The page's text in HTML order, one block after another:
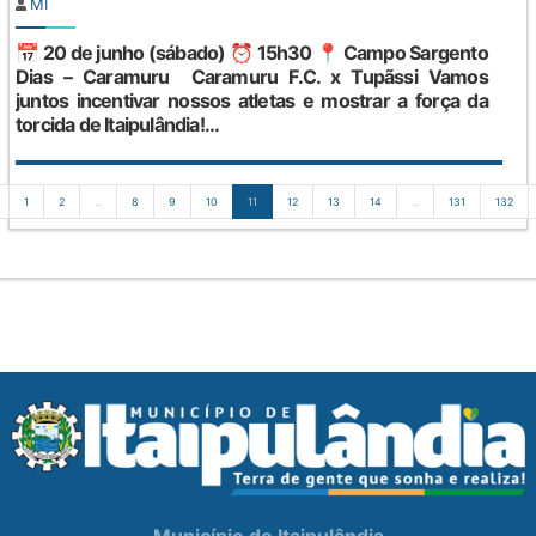
📅 20 de junho (sábado) ⏰ 15h30 📍 Campo Sargento
Dias – Caramuru Caramuru F.C. x Tupãssi Vamos
juntos incentivar nossos atletas e mostrar a força da
torcida de Itaipulândia!...
1 2 8 9 10 11 12 13 14 131 132